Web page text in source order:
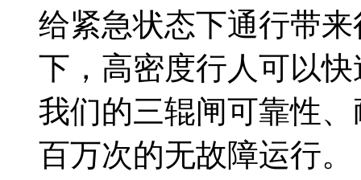
给紧急状态下通行带
下，高密度行人可以
我们的三辊闸可靠性
百万次的无故障运行。